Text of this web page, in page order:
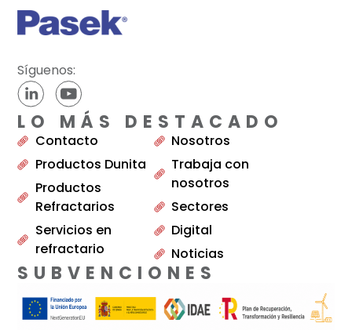
Síguenos:
LO MÁS DESTACADO
Contacto
Productos Dunita
Productos
Refractarios
Servicios en
refractario
Nosotros
Trabaja con
nosotros
Sectores
Digital
Noticias
SUBVENCIONES